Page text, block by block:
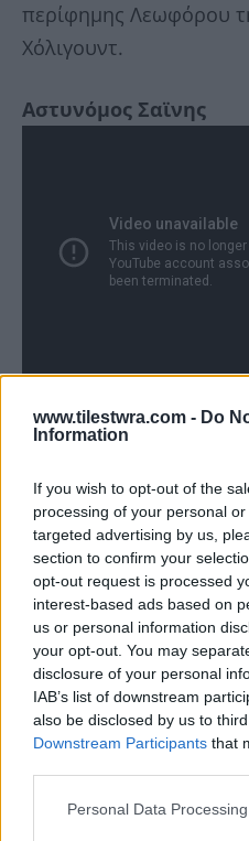
www.tilestwra.com - Do
Information
If you wish to opt-out of the
processing of your personal
targeted advertising by us,
section to confirm your
opt-out request is processed
interest-based ads based on
us or personal information
your opt-out. You may
disclosure of your personal
IAB’s list of downstream
also be disclosed by us to
Downstream Participants that
Personal Data
περίφημης Λεωφόρου
Χόλιγουντ.
Αστυνόμος Σαϊνης
«Εμπρός καλό μου
επιθεωρητής Σαϊνης,
Κλάου η αλλιώς MAD,
δεν είδαμε ποτέ, ενώ
βιονικών εξαρτημάτων
-μια ιδιοφυία της
πάντα να βγει νικητής.